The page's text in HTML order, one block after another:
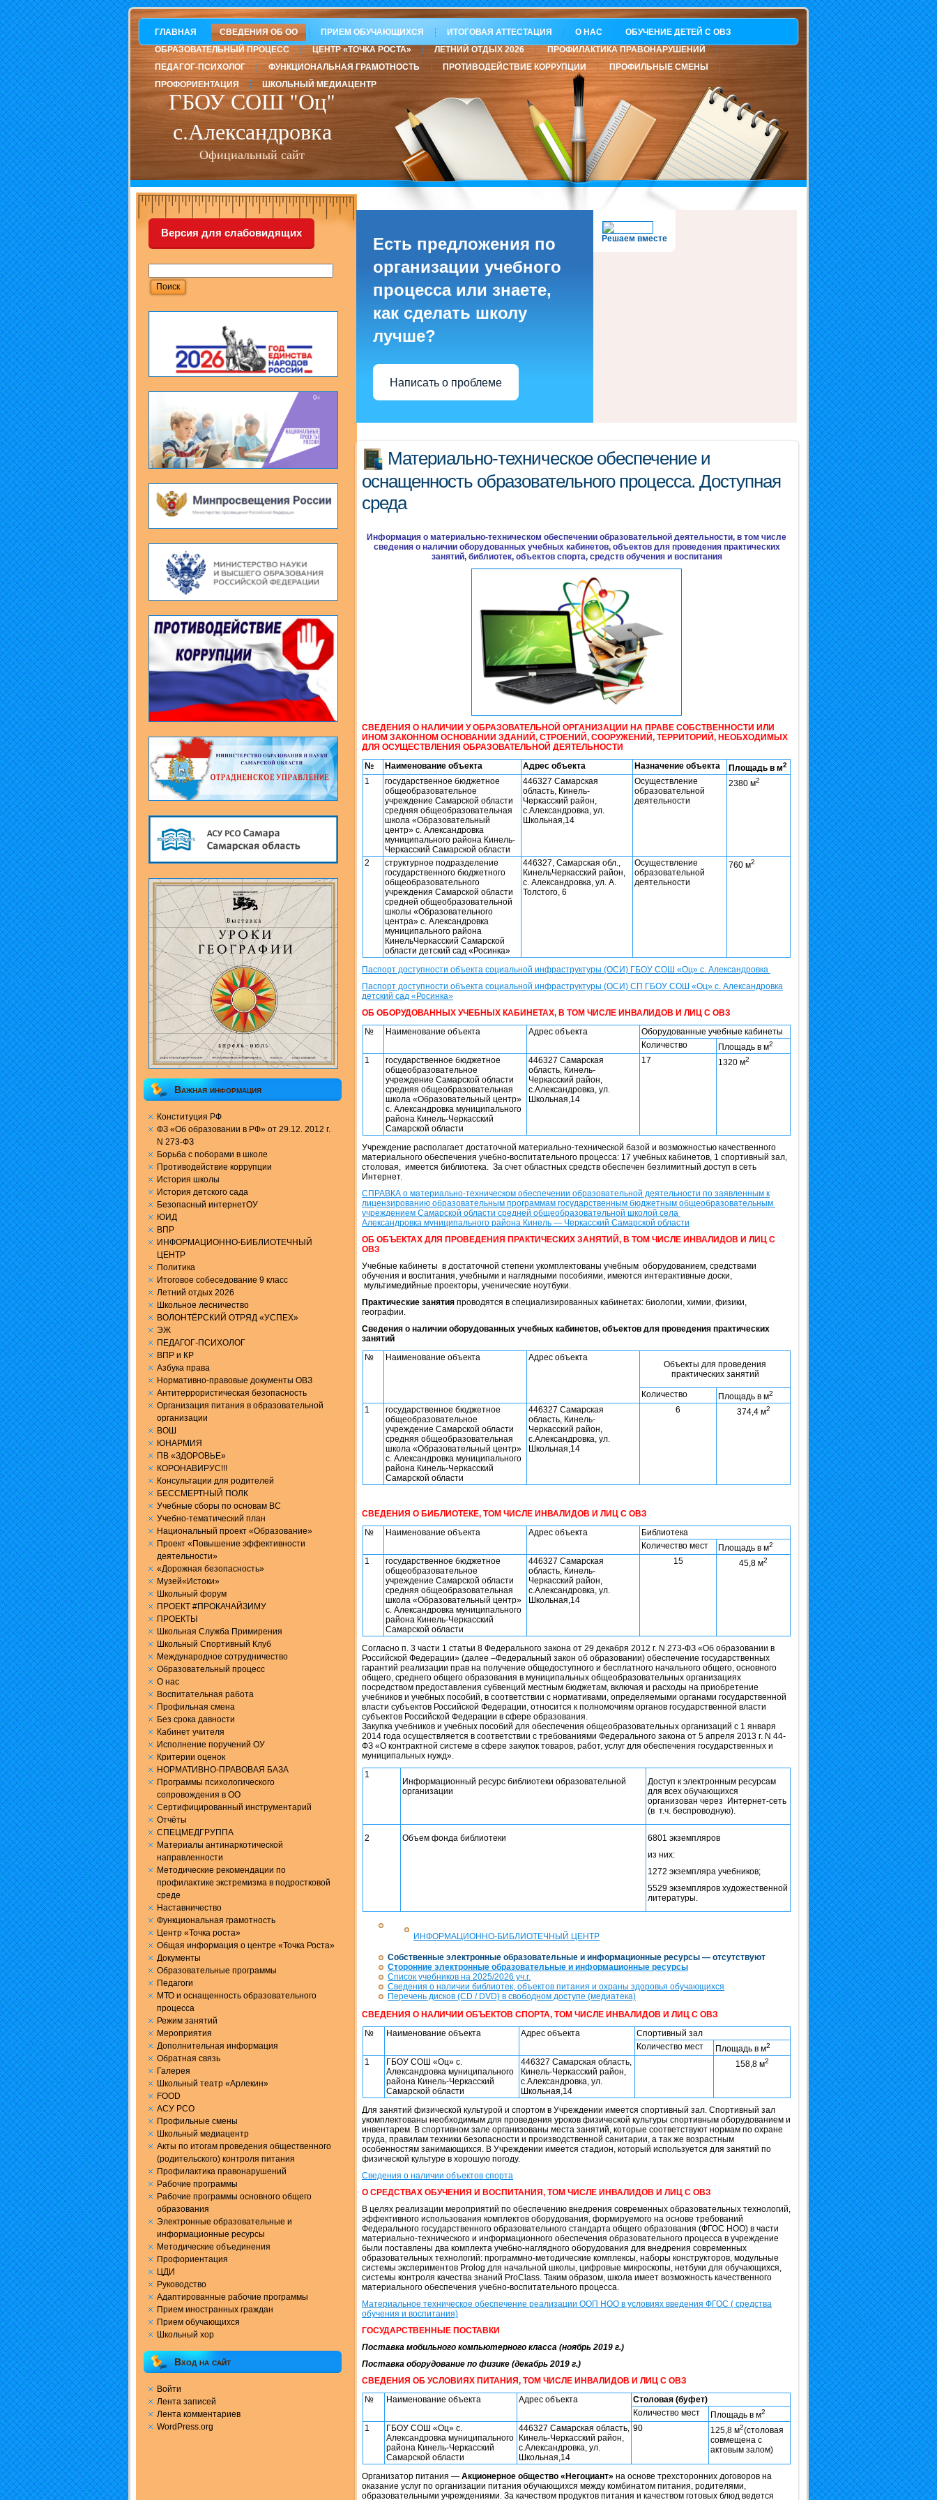
ГБОУ СОШ "Оц"
с.Александровка
Официальный сайт
ГЛАВНАЯ СВЕДЕНИЯ ОБ ОО ПРИЕМ ОБУЧАЮЩИХСЯ ИТОГОВАЯ АТТЕСТАЦИЯ О НАС
ОБУЧЕНИЕ ДЕТЕЙ С ОВЗ
ОБРАЗОВАТЕЛЬНЫЙ ПРОЦЕСС
ЦЕНТР «ТОЧКА РОСТА» ЛЕТНИЙ ОТДЫХ 2026
ПРОФИЛАКТИКА ПРАВОНАРУШЕНИЙ
ПЕДАГОГ-ПСИХОЛОГ
ФУНКЦИОНАЛЬНАЯ ГРАМОТНОСТЬ ПРОТИВОДЕЙСТВИЕ КОРРУПЦИИ
ПРОФИЛЬНЫЕ СМЕНЫ
ПРОФОРИЕНТАЦИЯ
ШКОЛЬНЫЙ МЕДИАЦЕНТР
Версия для слабовидящих
Важная информация
Конституция РФ
ФЗ «Об образовании в РФ» от 29.12. 2012 г.
N 273-ФЗ
Борьба с поборами в школе
Противодействие коррупции
История школы
История детского сада
Безопасный интернетОУ
ЮИД
ВПР
ИНФОРМАЦИОННО-БИБЛИОТЕЧНЫЙ
ЦЕНТР
Политика
Итоговое собеседование 9 класс
Летний отдых 2026
Школьное лесничество
ВОЛОНТЁРСКИЙ ОТРЯД «УСПЕХ»
ЭЖ
ПЕДАГОГ-ПСИХОЛОГ
ВПР и КР
Aзбука права
Нормативно-правовые документы ОВЗ
Антитеррористическая безопасность
Организация питания в образовательной
организации
ВОШ
ЮНАРМИЯ
ПВ «ЗДОРОВЬЕ»
КОРОНАВИРУС!!!
Консультации для родителей
БЕССМЕРТНЫЙ ПОЛК
Учебные сборы по основам ВС
Учебно-тематический план
Национальный проект «Образование»
Проект «Повышение эффективности
деятельности»
«Дорожная безопасность»
Музей«Истоки»
Школьный форум
ПРОЕКТ #ПРОКАЧАЙЗИМУ
ПРОЕКТЫ
Школьная Служба Примирения
Школьный Спортивный Клуб
Международное сотрудничество
Образовательный процесс
О нас
Воспитательная работа
Профильная смена
Без срока давности
Кабинет учителя
Исполнение поручений ОУ
Критерии оценок
НОРМАТИВНО-ПРАВОВАЯ БАЗА
Программы психологического
сопровождения в ОО
Сертифицированный инструментарий
Отчёты
СПЕЦМЕДГРУППА
Материалы антинаркотической
направленности
Методические рекомендации по
профилактике экстремизма в подростковой
среде
Наставничество
Функциональная грамотность
Центр «Точка роста»
Общая информация о центре «Точка Роста»
Документы
Образовательные программы
Педагоги
МТО и оснащенность образовательного
процесса
Режим занятий
Мероприятия
Дополнительная информация
Обратная связь
Галерея
Школьный театр «Арлекин»
FOOD
АСУ РСО
Профильные смены
Школьный медиацентр
Акты по итогам проведения общественного
(родительского) контроля питания
Профилактика правонарушений
Рабочие программы
Рабочие программы основного общего
образования
Электронные образовательные и
информационные ресурсы
Методические объединения
Профориентация
ЦДИ
Руководство
Адаптированные рабочие программы
Прием иностранных граждан
Прием обучающихся
Школьный хор
Вход на сайт
Войти
Лента записей
Лента комментариев
WordPress.org
Решаем вместе
Есть предложения по
организации учебного
процесса или знаете,
как сделать школу
лучше?
Написать о проблеме
Материально-техническое обеспечение и
оснащенность образовательного процесса. Доступная
среда
Информация о материально-техническом обеспечении образовательной деятельности, в том числе
сведения о наличии оборудованных учебных кабинетов, объектов для проведения практических
занятий, библиотек, объектов спорта, средств обучения и воспитания
СВЕДЕНИЯ О НАЛИЧИИ У ОБРАЗОВАТЕЛЬНОЙ ОРГАНИЗАЦИИ НА ПРАВЕ СОБСТВЕННОСТИ ИЛИ
ИНОМ ЗАКОННОМ ОСНОВАНИИ ЗДАНИЙ, СТРОЕНИЙ, СООРУЖЕНИЙ, ТЕРРИТОРИЙ, НЕОБХОДИМЫХ
ДЛЯ ОСУЩЕСТВЛЕНИЯ ОБРАЗОВАТЕЛЬНОЙ ДЕЯТЕЛЬНОСТИ
№
Наименование объекта Адрес объекта Назначение объекта Площадь в м2
1
государственное бюджетное
общеобразовательное
учреждение Самарской области
средняя общеобразовательная
школа «Образовательный
центр» с. Александровка
муниципального района Кинель-
Черкасский Самарской области
446327 Самарская
область, Кинель-
Черкасский район,
с.Александровка, ул.
Школьная,14
Осуществление
образовательной
деятельности
2380 м2
2
структурное подразделение
государственного бюджетного
общеобразовательного
учреждения Самарской области
средней общеобразовательной
школы «Образовательного
центра» с. Александровка
муниципального района
КинельЧеркасский Самарской
области детский сад «Росинка»
446327, Самарская обл.,
КинельЧеркасский район,
с. Александровка, ул. А.
Толстого, 6
Осуществление
образовательной
деятельности
760 м2
Паспорт доступности объекта социальной инфраструктуры (ОСИ) ГБОУ СОШ «Оц» с. Александровка
Паспорт доступности объекта социальной инфраструктуры (ОСИ) СП ГБОУ СОШ «Оц» с. Александровка
детский сад «Росинка»
ОБ ОБОРУДОВАННЫХ УЧЕБНЫХ КАБИНЕТАХ, В ТОМ ЧИСЛЕ ИНВАЛИДОВ И ЛИЦ С ОВЗ
№
Наименование объекта Адрес объекта
Оборудованные учебные кабинеты
Количество
Площадь в м2
1
государственное бюджетное
общеобразовательное
учреждение Самарской области
средняя общеобразовательная
школа «Образовательный центр»
с. Александровка муниципального
района Кинель-Черкасский
Самарской области
446327 Самарская
область, Кинель-
Черкасский район,
с.Александровка, ул.
Школьная,14
17 1320 м2
Учреждение располагает достаточной материально-технической базой и возможностью качественного
материального обеспечения учебно-воспитательного процесса: 17 учебных кабинетов, 1 спортивный зал,
столовая, имеется библиотека. За счет областных средств обеспечен безлимитный доступ в сеть
Интернет.
СПРАВКА о материально-техническом обеспечении образовательной деятельности по заявленным к
лицензированию образовательным программам государственным бюджетным общеобразовательным
учреждением Самарской области средней общеобразовательной школой села
Александровка муниципального района Кинель — Черкасский Самарской области
ОБ ОБЪЕКТАХ ДЛЯ ПРОВЕДЕНИЯ ПРАКТИЧЕСКИХ ЗАНЯТИЙ, В ТОМ ЧИСЛЕ ИНВАЛИДОВ И ЛИЦ С
ОВЗ
Учебные кабинеты в достаточной степени укомплектованы учебным оборудованием, средствами
обучения и воспитания, учебными и наглядными пособиями, имеются интерактивные доски,
мультимедийные проекторы, ученические ноутбуки.
Практические занятия проводятся в специализированных кабинетах: биологии, химии, физики,
географии.
Сведения о наличии оборудованных учебных кабинетов, объектов для проведения практических
занятий
№
Наименование объекта Адрес объекта
Объекты для проведения
практических занятий
Количество Площадь в м2
1
государственное бюджетное
общеобразовательное
учреждение Самарской области
средняя общеобразовательная
школа «Образовательный центр»
с. Александровка муниципального
района Кинель-Черкасский
Самарской области
446327 Самарская
область, Кинель-
Черкасский район,
с.Александровка, ул.
Школьная,14
6 374,4 м2
СВЕДЕНИЯ О БИБЛИОТЕКЕ, ТОМ ЧИСЛЕ ИНВАЛИДОВ И ЛИЦ С ОВЗ
№
Наименование объекта Адрес объекта
Библиотека
Количество мест
Площадь в м2
1
государственное бюджетное
общеобразовательное
учреждение Самарской области
средняя общеобразовательная
школа «Образовательный центр»
с. Александровка муниципального
района Кинель-Черкасский
Самарской области
446327 Самарская
область, Кинель-
Черкасский район,
с.Александровка, ул.
Школьная,14
15 45,8 м2
Согласно п. 3 части 1 статьи 8 Федерального закона от 29 декабря 2012 г. N 273-ФЗ «Об образовании в
Российской Федерации» (далее –Федеральный закон об образовании) обеспечение государственных
гарантий реализации прав на получение общедоступного и бесплатного начального общего, основного
общего, среднего общего образования в муниципальных общеобразовательных организациях
посредством предоставления субвенций местным бюджетам, включая и расходы на приобретение
учебников и учебных пособий, в соответствии с нормативами, определяемыми органами государственной
власти субъектов Российской Федерации, относится к полномочиям органов государственной власти
субъектов Российской Федерации в сфере образования.
Закупка учебников и учебных пособий для обеспечения общеобразовательных организаций с 1 января
2014 года осуществляется в соответствии с требованиями Федерального закона от 5 апреля 2013 г. N 44-
ФЗ «О контрактной системе в сфере закупок товаров, работ, услуг для обеспечения государственных и
муниципальных нужд».
1
Информационный ресурс библиотеки образовательной
организации
Доступ к электронным ресурсам
для всех обучающихся
организован через Интернет-сеть
(в т.ч. беспроводную).
2 Объем фонда библиотеки
6801 экземпляров
из них:
1272 экземпляра учебников;
5529 экземпляров художественной
литературы.
ИНФОРМАЦИОННО-БИБЛИОТЕЧНЫЙ ЦЕНТР
Собственные электронные образовательные и информационные ресурсы — отсутствуют
Сторонние электронные образовательные и информационные ресурсы
Список учебников на 2025/2026 уч.г.
Сведения о наличии библиотек, объектов питания и охраны здоровья обучающихся
Перечень дисков (CD / DVD) в свободном доступе (медиатека)
СВЕДЕНИЯ О НАЛИЧИИ ОБЪЕКТОВ СПОРТА, ТОМ ЧИСЛЕ ИНВАЛИДОВ И ЛИЦ С ОВЗ
№
Наименование объекта Адрес объекта
Спортивный зал
Количество мест
Площадь в м2
1
ГБОУ СОШ «Оц» с.
Александровка муниципального
района Кинель-Черкасский
Самарской области
446327 Самарская область,
Кинель-Черкасский район,
с.Александровка, ул.
Школьная,14
158,8 м2
Для занятий физической культурой и спортом в Учреждении имеется спортивный зал. Спортивный зал
укомплектованы необходимым для проведения уроков физической культуры спортивным оборудованием и
инвентарем. В спортивном зале организованы места занятий, которые соответствуют нормам по охране
труда, правилам техники безопасности и производственной санитарии, а так же возрастным
особенностям занимающихся. В Учреждении имеется стадион, который используется для занятий по
физической культуре в хорошую погоду.
Сведения о наличии объектов спорта
О СРЕДСТВАХ ОБУЧЕНИЯ И ВОСПИТАНИЯ, ТОМ ЧИСЛЕ ИНВАЛИДОВ И ЛИЦ С ОВЗ
В целях реализации мероприятий по обеспечению внедрения современных образовательных технологий,
эффективного использования комплектов оборудования, формируемого на основе требований
Федерального государственного образовательного стандарта общего образования (ФГОС НОО) в части
материально-технического и информационного обеспечения образовательного процесса в учреждение
были поставлены два комплекта учебно-наглядного оборудования для внедрения современных
образовательных технологий: программно-методические комплексы, наборы конструкторов, модульные
системы экспериментов Prolog для начальной школы, цифровые микроскопы, нетбуки для обучающихся,
системы контроля качества знаний ProClass. Таким образом, школа имеет возможность качественного
материального обеспечения учебно-воспитательного процесса.
Материальное техническое обеспечение реализации ООП НОО в условиях введения ФГОС ( средства
обучения и воспитания)
ГОСУДАРСТВЕННЫЕ ПОСТАВКИ
Поставка мобильного компьютерного класса (ноябрь 2019 г.)
Поставка оборудование по физике (декабрь 2019 г.)
СВЕДЕНИЯ ОБ УСЛОВИЯХ ПИТАНИЯ, ТОМ ЧИСЛЕ ИНВАЛИДОВ И ЛИЦ С ОВЗ
№
Наименование объекта Адрес объекта
Столовая (буфет)
Количество мест
Площадь в м2
1
ГБОУ СОШ «Оц» с.
Александровка муниципального
района Кинель-Черкасский
Самарской области
446327 Самарская область,
Кинель-Черкасский район,
с.Александровка, ул.
Школьная,14
90 125,8 м2(столовая
совмещена с
актовым залом)
Организатор питания — Акционерное общество «Негоциант» на основе трехсторонних договоров на
оказание услуг по организации питания обучающихся между комбинатом питания, родителями,
образовательными учреждениями. За качеством продуктов питания и качеством готовых блюд ведется